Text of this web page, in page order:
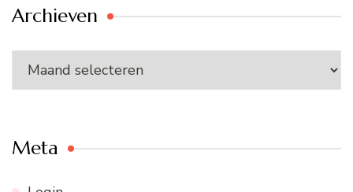
Archieven
Archieven
Meta